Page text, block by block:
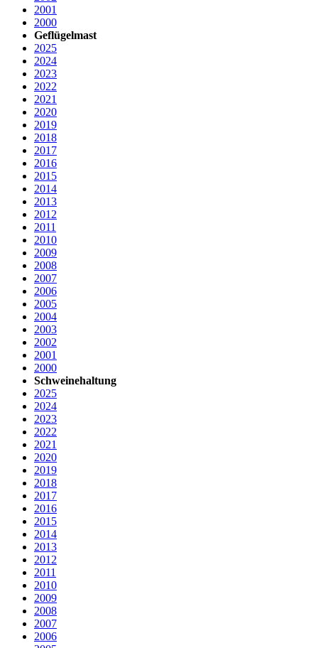
2001
2000
Geflügelmast
2025
2024
2023
2022
2021
2020
2019
2018
2017
2016
2015
2014
2013
2012
2011
2010
2009
2008
2007
2006
2005
2004
2003
2002
2001
2000
Schweinehaltung
2025
2024
2023
2022
2021
2020
2019
2018
2017
2016
2015
2014
2013
2012
2011
2010
2009
2008
2007
2006